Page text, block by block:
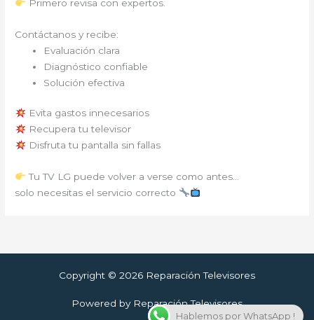
Primero revisa con expertos.
Contáctanos y recibe:
Evaluación clara
Diagnóstico confiable
Solución efectiva
Evita gastos innecesarios
Recupera tu televisor
Disfruta tu pantalla sin fallas
Tu TV LG puede volver a verse como antes…
solo necesitas el servicio correcto
Copyright © 2026 Reparación Televisores
Powered by Reparación Televisores
Hablemos por WhatsApp !